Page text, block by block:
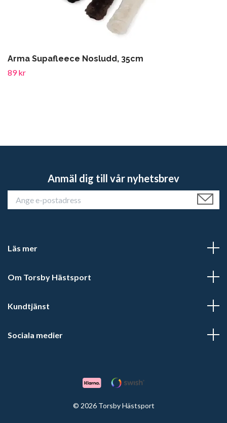
Arma Supafleece Nosludd, 35cm
89 kr
Anmäl dig till vår nyhetsbrev
Läs mer
Om Torsby Hästsport
Kundtjänst
Sociala medier
© 2026 Torsby Hästsport